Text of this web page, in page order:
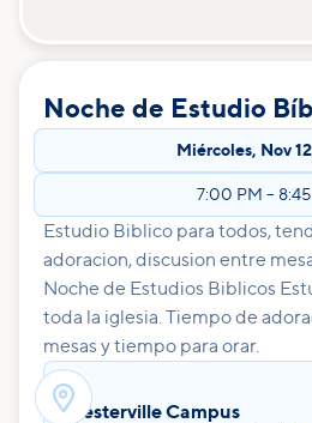
Noche de Estudio
Miércoles, Nov
7:00 PM –
Estudio Biblico para todos,
adoracion, discusion entre
Noche de Estudios Biblicos
toda la iglesia. Tiempo de
mesas y tiempo para orar.
Westerville Campus